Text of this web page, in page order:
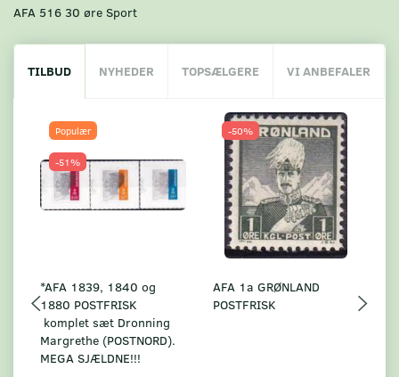
AFA 516 30 øre Sport
TILBUD NYHEDER TOPSÆLGERE VI ANBEFALER
Populær
-51%
*AFA 1839, 1840 og
1880 POSTFRISK
komplet sæt Dronning
Margrethe (POSTNORD).
MEGA SJÆLDNE!!!
-50%
AFA 1a GRØNLAND
POSTFRISK